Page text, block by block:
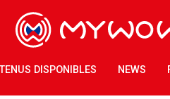
DISPONIBLES NEWS